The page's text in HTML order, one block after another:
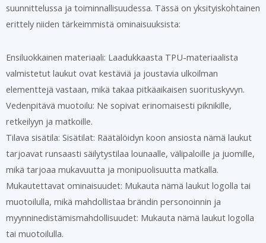
suunnittelussa ja toiminnallisuudessa. Tässä on yksityiskohtainen
erittely niiden tärkeimmistä ominaisuuksista:
Ensiluokkainen materiaali: Laadukkaasta TPU-materiaalista
valmistetut laukut ovat kestäviä ja joustavia ulkoilman
elementtejä vastaan, mikä takaa pitkäaikaisen suorituskyvyn.
Vedenpitävä muotoilu: Ne sopivat erinomaisesti piknikille,
retkeilyyn ja matkoille.
Tilava sisätila: Sisätilat: Räätälöidyn koon ansiosta nämä laukut
tarjoavat runsaasti säilytystilaa lounaalle, välipaloille ja juomille,
mikä tarjoaa mukavuutta ja monipuolisuutta matkalla.
Mukautettavat ominaisuudet: Mukauta nämä laukut logolla tai
muotoilulla, mikä mahdollistaa brändin personoinnin ja
myynninedistämismahdollisuudet: Mukauta nämä laukut logolla
tai muotoilulla.